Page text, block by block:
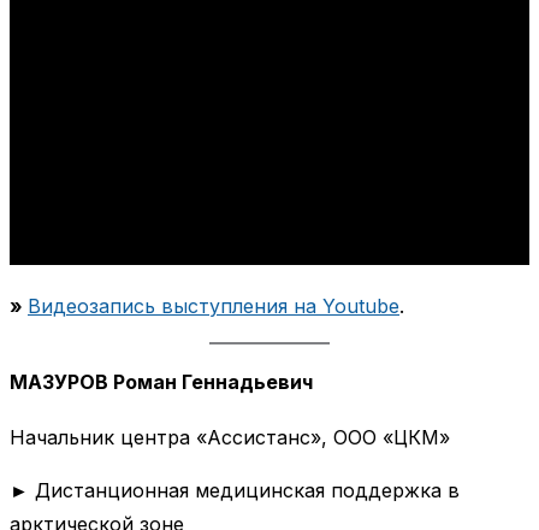
» Видеозапись выступления на Youtube.
МАЗУРОВ Роман Геннадьевич
Начальник центра «Ассистанс», ООО «ЦКМ»
► Дистанционная медицинская поддержка в
арктической зоне